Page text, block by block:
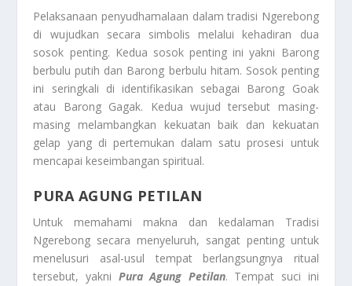
Pelaksanaan penyudhamalaan dalam tradisi Ngerebong
di wujudkan secara simbolis melalui kehadiran dua
sosok penting. Kedua sosok penting ini yakni Barong
berbulu putih dan Barong berbulu hitam. Sosok penting
ini seringkali di identifikasikan sebagai Barong Goak
atau Barong Gagak. Kedua wujud tersebut masing-
masing melambangkan kekuatan baik dan kekuatan
gelap yang di pertemukan dalam satu prosesi untuk
mencapai keseimbangan spiritual.
PURA AGUNG PETILAN
Untuk memahami makna dan kedalaman Tradisi
Ngerebong secara menyeluruh, sangat penting untuk
menelusuri asal-usul tempat berlangsungnya ritual
tersebut, yakni Pura Agung Petilan. Tempat suci ini